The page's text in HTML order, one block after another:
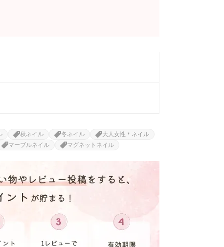
秋ネイル 冬ネイル
大人女性＊ネイル
マーブルネイル
マグネットネイル